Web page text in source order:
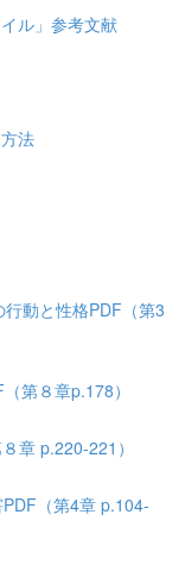
ル」参考文献
法
動と性格PDF（第3
第８章p.178）
章 p.220-221）
（第4章 p.104-